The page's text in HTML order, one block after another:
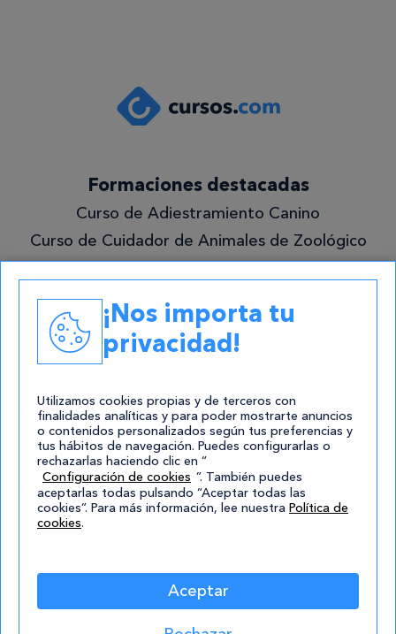
política de
privacidad.*
¡Quiero
mejor!
Formaciones destacadas
Curso de Adiestramiento Canino
Curso de Cuidador de Animales de Zoológico
Curso de Acceso a Graduado en ESO
Grado Superior en Gestión Forestal y del
Medio Natural
Contacto
atencion@cursos.com
Redes Sociales
© 2004-2026 Cursos.com
¡Nos importa tu
privacidad!
Utilizamos cookies propias y de terceros con
finalidades analíticas y para poder mostrarte anuncios
o contenidos personalizados según tus preferencias y
tus hábitos de navegación. Puedes configurarlas o
rechazarlas haciendo clic en “
Configuración de cookies ”. También puedes
aceptarlas todas pulsando “Aceptar todas las
cookies”. Para más información, lee nuestra Política de
cookies.
Aceptar